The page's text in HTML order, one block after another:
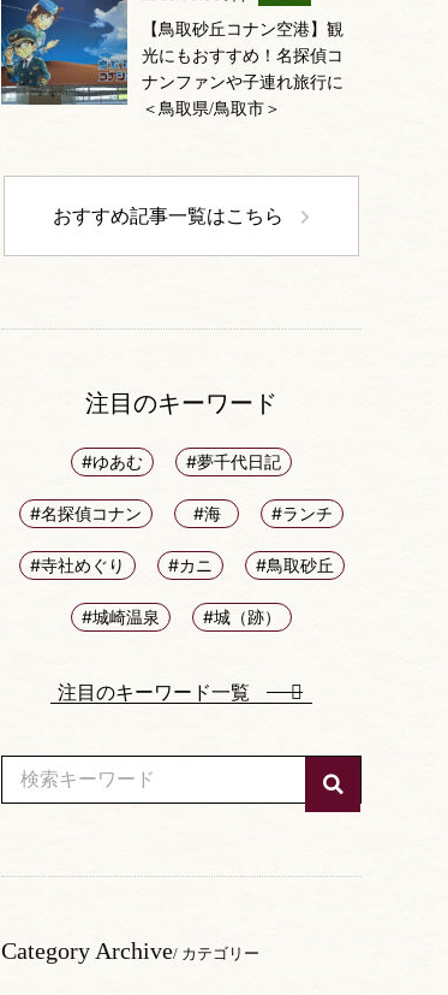
【鳥取砂丘コナン空港】観
光にもおすすめ！名探偵コ
ナンファンや子連れ旅行に
＜鳥取県/鳥取市＞
おすすめ記事一覧はこちら
注目のキーワード
#ゆあむ #夢千代日記
#名探偵コナン #海 #ランチ
#寺社めぐり #カニ #鳥取砂丘
#城崎温泉 #城（跡）
注目のキーワード一覧
Category Archive/ カテゴリー